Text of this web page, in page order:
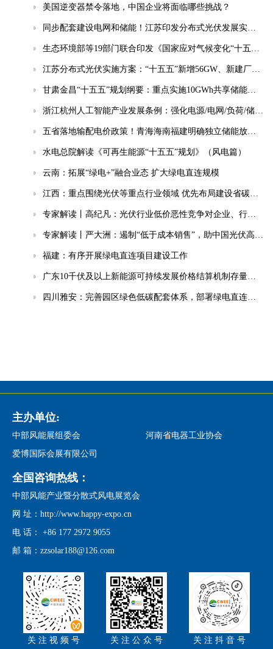
美国逆变器禁令落地，中国企业将面临哪些挑战？
同步配套建设电网和储能！江苏印发分布式光伏发展实施方案（2026-2030年）
生态环境部等19部门联合印发《国家应对气候变化“十五五”规划》
江苏分布式光伏实施方案：“十五五”新增56GW、新建厂房100%安装
甘肃金昌“十五五”规划纲要：重点实施10GWh共享储能电站等项目
浙江杭州人工智能产业发展条例：强化电源/电网/负荷/储能协同，推动城市供电可靠性符合算力设施标准
五省落地输配电价政策！青海海南福建明确独立储能放电退减输配电费！
水电总院解读《可再生能源“十五五”规划》（风电篇）
云南：拓展“绿电+”融合业态 扩大绿电直连规模
江西：重点围绕光伏等重点行业领域 优先布局建设省碳计量中心
专家解读丨高纪凡：光伏行业低价恶性竞争对企业、行业、终端用户的三重伤害
专家解读丨严大洲：遏制“低于成本销售”，助中国光伏高质量发展
福建：有序开展绿电直连项目建设工作
广东10千伏及以上新能源可持续发展价格结算机制存量项目清单公布
四川雅安：完善园区绿色低碳配套体系，部署绿电直连、集中储能、分布式光伏等降碳设施
主办单位:
中部风能展组委会
河南省电器工业协会
爱博国际会展有限公司
全国咨询热线：
中部风能产业暨分散式风电展览会
网 址：http://www.happy-expo.cn
电 话： +86 177 2972 9055
邮 箱：zzsolar188@126.com
关 注 视 频 号 关 注 公 众 号 关 注 抖 音 号